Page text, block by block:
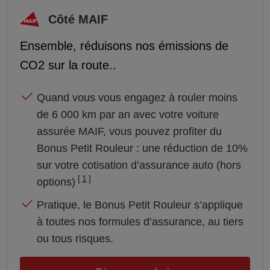
Côté MAIF
Ensemble, réduisons nos émissions de
CO2 sur la route..
Quand vous vous engagez à rouler moins
de 6 000 km par an avec votre voiture
assurée MAIF, vous pouvez profiter du
Bonus Petit Rouleur : une réduction de 10%
sur votre cotisation d’assurance auto (hors
options)
1
Pratique, le Bonus Petit Rouleur s’applique
à toutes nos formules d’assurance, au tiers
ou tous risques.